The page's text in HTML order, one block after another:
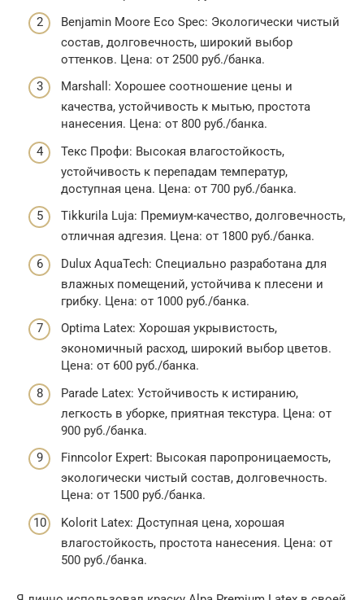
Benjamin Moore Eco Spec: Экологически чистый
состав, долговечность, широкий выбор
оттенков. Цена: от 2500 руб./банка.
Marshall: Хорошее соотношение цены и
качества, устойчивость к мытью, простота
нанесения. Цена: от 800 руб./банка.
Текс Профи: Высокая влагостойкость,
устойчивость к перепадам температур,
доступная цена. Цена: от 700 руб./банка.
Tikkurila Luja: Премиум-качество, долговечность,
отличная адгезия. Цена: от 1800 руб./банка.
Dulux AquaTech: Специально разработана для
влажных помещений, устойчива к плесени и
грибку. Цена: от 1000 руб./банка.
Optima Latex: Хорошая укрывистость,
экономичный расход, широкий выбор цветов.
Цена: от 600 руб./банка.
Parade Latex: Устойчивость к истиранию,
легкость в уборке, приятная текстура. Цена: от
900 руб./банка.
Finncolor Expert: Высокая паропроницаемость,
экологически чистый состав, долговечность.
Цена: от 1500 руб./банка.
Kolorit Latex: Доступная цена, хорошая
влагостойкость, простота нанесения. Цена: от
500 руб./банка.